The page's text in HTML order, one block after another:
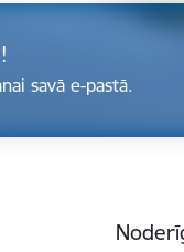
savā e-pastā.